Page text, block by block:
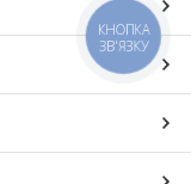
КНОПКА
ЗВ'ЯЗКУ